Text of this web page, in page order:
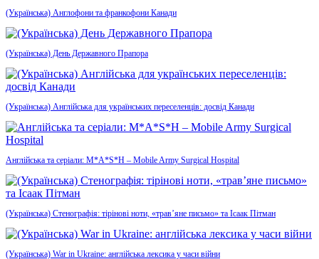
(Українська) Англофони та франкофони Канади
(Українська) День Державного Прапора
(Українська) Англійська для українських переселенців: досвід Канади
Англійська та серіали: M*A*S*H – Mobile Army Surgical Hospital
(Українська) Стенографія: тірінові ноти, «трав’яне письмо» та Ісаак Пітман
(Українська) War in Ukraine: англійська лексика у часи війни